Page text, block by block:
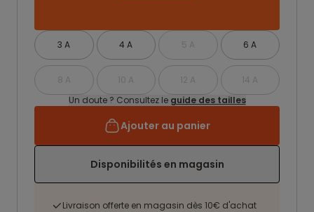
3 A 4 A 5 A 6 A
8 A 10 A 12 A
14 A
Un doute ? Consultez le guide des tailles
Ajouter au panier
Disponibilités en magasin
Livraison offerte en magasin dès 10€ d'achat